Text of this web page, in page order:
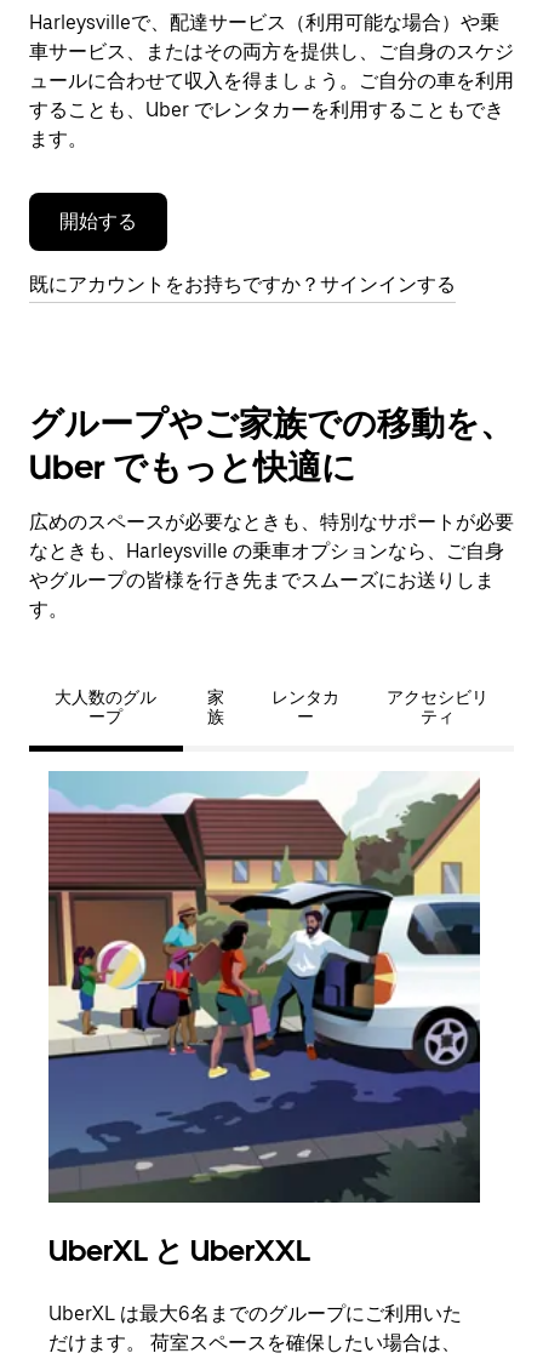
ー
を
閉
じ
ま
す。
Harleysvilleで、配達サービス（利用可能な場合）や乗
車サービス、またはその両方を提供し、ご自身のスケジ
ュールに合わせて収入を得ましょう。ご自分の車を利用
することも、Uber でレンタカーを利用することもでき
ます。
開始する
既にアカウントをお持ちですか？サインインする
グループやご家族での移動を、
Uber でもっと快適に
広めのスペースが必要なときも、特別なサポートが必要
なときも、Harleysville の乗車オプションなら、ご自身
やグループの皆様を行き先までスムーズにお送りしま
す。
大人数のグル
ープ
家
族
レンタカ
ー
アクセシビリ
ティ
UberXL と UberXXL
UberXL は最大6名までのグループにご利用いた
だけます。 荷室スペースを確保したい場合は、